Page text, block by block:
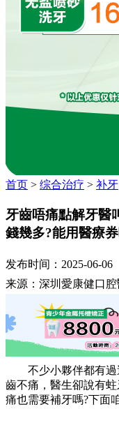
首页 > 综合治疗 > 补牙
牙齒唔痛點解牙醫
錢幾多?能用醫療
发布时间：2025-06-06
来源：深圳愛康健口
不少小夥伴都有過
齒不痛，醫生卻說有
痛也需要補牙嗎?下面